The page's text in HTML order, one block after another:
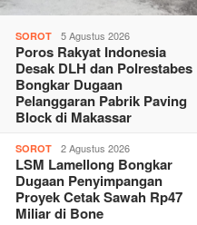
SOROT 5 Agustus 2026
Poros Rakyat Indonesia
Desak DLH dan Polrestabes
Bongkar Dugaan
Pelanggaran Pabrik Paving
Block di Makassar
SOROT 2 Agustus 2026
LSM Lamellong Bongkar
Dugaan Penyimpangan
Proyek Cetak Sawah Rp47
Miliar di Bone